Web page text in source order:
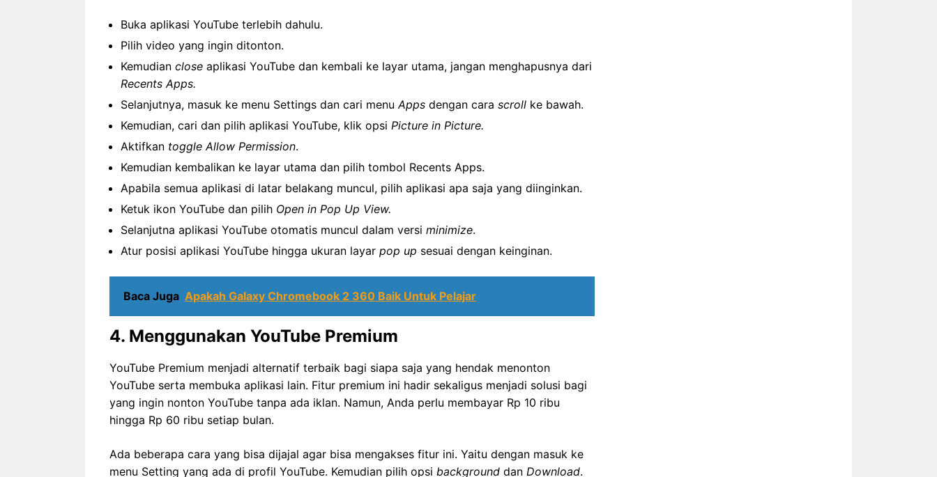
Buka aplikasi YouTube terlebih dahulu.
Pilih video yang ingin ditonton.
Kemudian close aplikasi YouTube dan kembali ke layar utama, jangan menghapusnya dari
Recents Apps.
Selanjutnya, masuk ke menu Settings dan cari menu Apps dengan cara scroll ke bawah.
Kemudian, cari dan pilih aplikasi YouTube, klik opsi Picture in Picture.
Aktifkan toggle Allow Permission.
Kemudian kembalikan ke layar utama dan pilih tombol Recents Apps.
Apabila semua aplikasi di latar belakang muncul, pilih aplikasi apa saja yang diinginkan.
Ketuk ikon YouTube dan pilih Open in Pop Up View.
Selanjutna aplikasi YouTube otomatis muncul dalam versi minimize.
Atur posisi aplikasi YouTube hingga ukuran layar pop up sesuai dengan keinginan.
Baca Juga Apakah Galaxy Chromebook 2 360 Baik Untuk Pelajar
4. Menggunakan YouTube Premium
YouTube Premium menjadi alternatif terbaik bagi siapa saja yang hendak menonton
YouTube serta membuka aplikasi lain. Fitur premium ini hadir sekaligus menjadi solusi bagi
yang ingin nonton YouTube tanpa ada iklan. Namun, Anda perlu membayar Rp 10 ribu
hingga Rp 60 ribu setiap bulan.
Ada beberapa cara yang bisa dijajal agar bisa mengakses fitur ini. Yaitu dengan masuk ke
menu Setting yang ada di profil YouTube. Kemudian pilih opsi background dan Download.